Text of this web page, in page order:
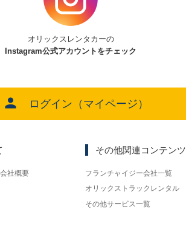
オリックスレンタカーの
Instagram公式アカウントをチェック
ログイン（マイページ）
社概要
その他関連コンテンツ
フランチャイジー会社一覧
オリックストラックレンタル
その他サービス一覧